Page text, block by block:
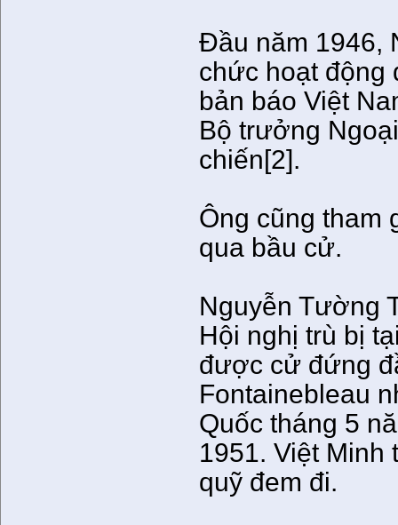
Đầu năm 1946,
chức hoạt động
bản báo Việt
Bộ trưởng
chiến[2].
Ông cũng tham
qua bầu cử.
Nguyễn Tường
Hội nghị trù bị
được cử đứng
Fontainebleau
Quốc tháng 5
1951. Việt Minh
quỹ đem đi.